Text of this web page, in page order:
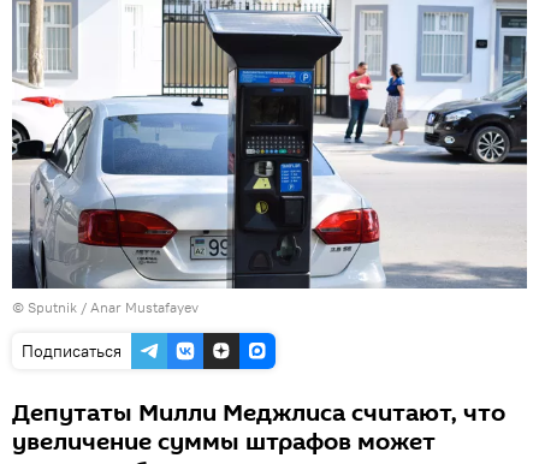
© Sputnik / Anar Mustafayev
Подписаться
Депутаты Милли Меджлиса считают, что
увеличение суммы штрафов может